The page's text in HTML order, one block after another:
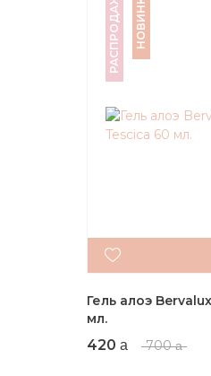
РАСПРОДАЖА НОВИНКА
Гель алоэ
мл.
420 700